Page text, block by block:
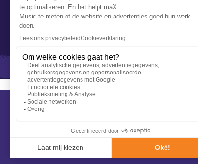
Als het gesprek goed verloopt, dan
Na jouw akkoord op onze